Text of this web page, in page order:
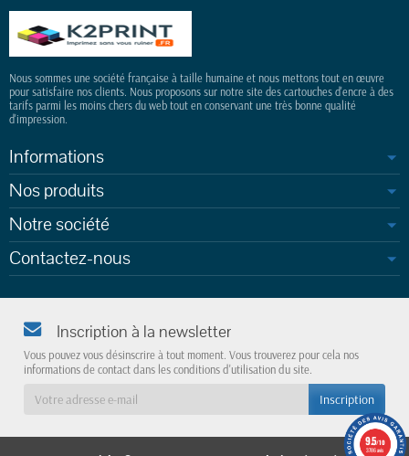
Nous sommes une société française à taille humaine et nous mettons tout en œuvre
pour satisfaire nos clients. Nous proposons sur notre site des cartouches d'encre à des
tarifs parmi les moins chers du web tout en conservant une très bonne qualité
d'impression.
Informations
Nos produits
Notre société
Contactez-nous
Inscription à la newsletter
Vous pouvez vous désinscrire à tout moment. Vous trouverez pour cela nos
informations de contact dans les conditions d'utilisation du site.
9.5/10
3786 avis